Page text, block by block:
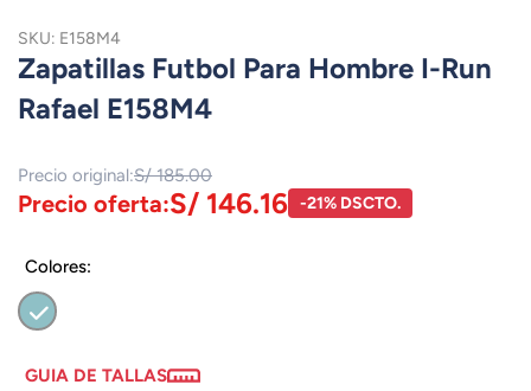
SKU: E158M4
Zapatillas Futbol Para Hombre I-Run
Rafael E158M4
Precio original:S/ 185.00
Precio oferta:S/ 146.16 -21% DSCTO.
Colores:
GUIA DE TALLAS